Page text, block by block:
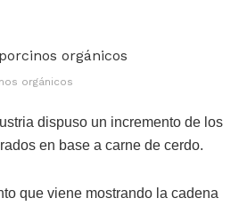
orgánicos
dispuso un incremento de los
en base a carne de cerdo.
que viene mostrando la cadena